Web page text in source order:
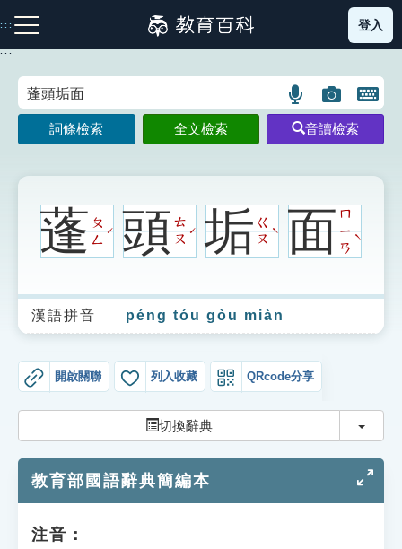
到
主
:::
注音索引圖示 筆畫索引圖示 部首索引表圖示
生字詞彙表
成語故事
索引選單
單字索引
登入
:::
語
言
搜
示
圖
片
搜
示
開
鍵
圖
詞條檢索 全文檢索 音讀檢索
蓬ㄆ
ㄥ
ˊ 頭ㄊ
ㄡ
ˊ 垢ㄍ
ㄡ
ˋ 面ㄇ
ㄧ
ㄢ
ˋ
漢語拼音 péng tóu gòu miàn
開啟關聯 列入收藏 QRcode分享
切換辭典 切換
教育部國語辭典簡編本
注音：